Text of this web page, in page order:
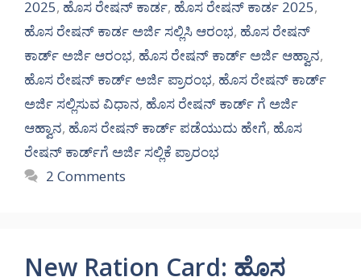
2025, ಹೊಸ ರೇಷನ್ ಕಾರ್ಡ, ಹೊಸ ರೇಷನ್ ಕಾರ್ಡ 2025,
ಹೊಸ ರೇಷನ್ ಕಾರ್ಡ ಅರ್ಜಿ ಸಲ್ಲಿಸಿ ಆರಂಭ, ಹೊಸ ರೇಷನ್
ಕಾರ್ಡ್ ಅರ್ಜಿ ಆರಂಭ, ಹೊಸ ರೇಷನ್ ಕಾರ್ಡ್ ಅರ್ಜಿ ಆಹ್ವಾನ,
ಹೊಸ ರೇಷನ್ ಕಾರ್ಡ್ ಅರ್ಜಿ ಪ್ರಾರಂಭ, ಹೊಸ ರೇಷನ್ ಕಾರ್ಡ್
ಅರ್ಜಿ ಸಲ್ಲಿಸುವ ವಿಧಾನ, ಹೊಸ ರೇಷನ್ ಕಾರ್ಡ್ ಗೆ ಅರ್ಜಿ
ಆಹ್ವಾನ, ಹೊಸ ರೇಷನ್ ಕಾರ್ಡ್ ಪಡೆಯುದು ಹೇಗೆ, ಹೊಸ
ರೇಷನ್ ಕಾರ್ಡ್‌ಗೆ ಅರ್ಜಿ ಸಲ್ಲಿಕೆ ಪ್ರಾರಂಭ
2 Comments
New Ration Card: ಹೊಸ